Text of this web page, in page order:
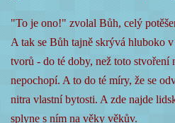
"To je ono!" zvolal Bůh, celý
A tak se Bůh tajně skrývá hluboko
tvorů - do té doby, než toto stvoření
nepochopí. A to do té míry, že se
nitra vlastní bytosti. A zde najde
splyne s ním na věky věkův.